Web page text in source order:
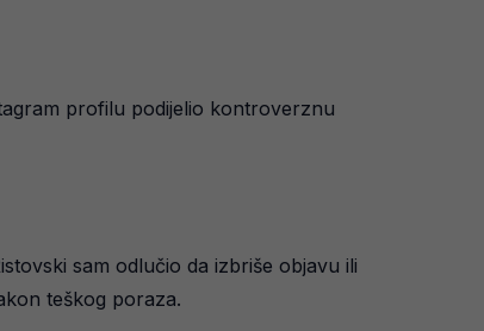
profilu podijelio kontroverznu
sam odlučio da izbriše objavu ili
teškog poraza.